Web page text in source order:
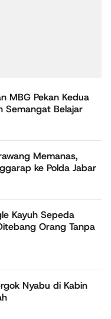
MBG Pekan Kedua
Semangat Belajar
Memanas,
ke Polda Jabar
Kayuh Sepeda
Orang Tanpa
Nyabu di Kabin